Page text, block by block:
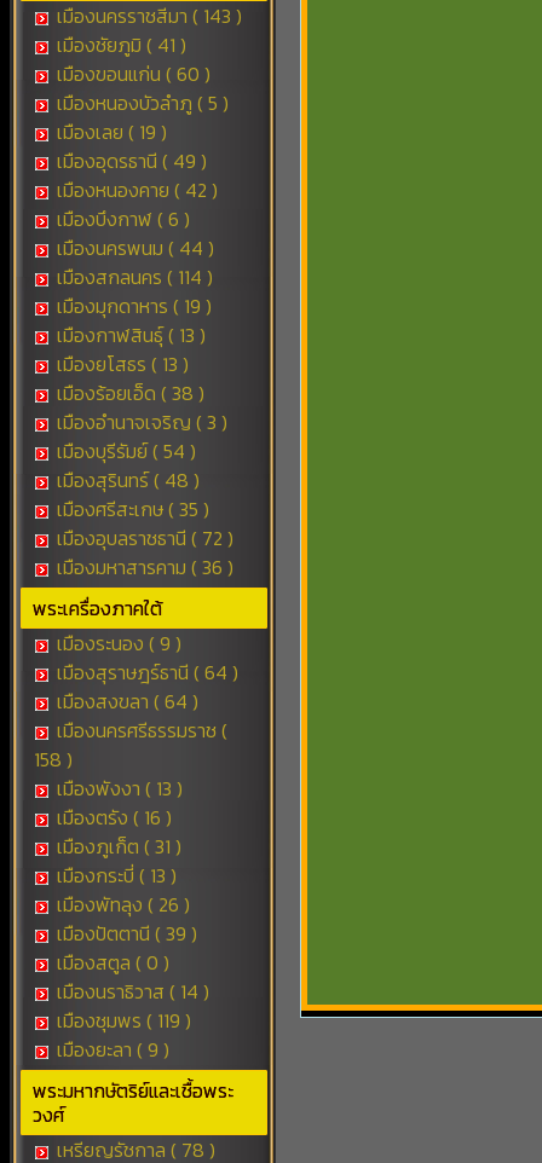
เมืองนครราชสีมา ( 143 )
เมืองชัยภูมิ ( 41 )
เมืองขอนแก่น ( 60 )
เมืองหนองบัวลำภู ( 5 )
เมืองเลย ( 19 )
เมืองอุดรธานี ( 49 )
เมืองหนองคาย ( 42 )
เมืองบึงกาฬ ( 6 )
เมืองนครพนม ( 44 )
เมืองสกลนคร ( 114 )
เมืองมุกดาหาร ( 19 )
เมืองกาฬสินธุ์ ( 13 )
เมืองยโสธร ( 13 )
เมืองร้อยเอ็ด ( 38 )
เมืองอำนาจเจริญ ( 3 )
เมืองบุรีรัมย์ ( 54 )
เมืองสุรินทร์ ( 48 )
เมืองศรีสะเกษ ( 35 )
เมืองอุบลราชธานี ( 72 )
เมืองมหาสารคาม ( 36 )
พระเครื่องภาคใต้
เมืองระนอง ( 9 )
เมืองสุราษฎร์ธานี ( 64 )
เมืองสงขลา ( 64 )
เมืองนครศรีธรรมราช (
158 )
เมืองพังงา ( 13 )
เมืองตรัง ( 16 )
เมืองภูเก็ต ( 31 )
เมืองกระบี่ ( 13 )
เมืองพัทลุง ( 26 )
เมืองปัตตานี ( 39 )
เมืองสตูล ( 0 )
เมืองนราธิวาส ( 14 )
เมืองชุมพร ( 119 )
เมืองยะลา ( 9 )
พระมหากษัตริย์และเชื้อพระ
วงศ์
เหรียญรัชกาล ( 78 )